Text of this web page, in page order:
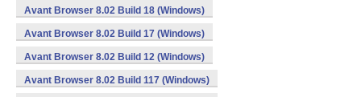
Avant Browser 8.02 Build 18 (Windows)
Avant Browser 8.02 Build 17 (Windows)
Avant Browser 8.02 Build 12 (Windows)
Avant Browser 8.02 Build 117 (Windows)